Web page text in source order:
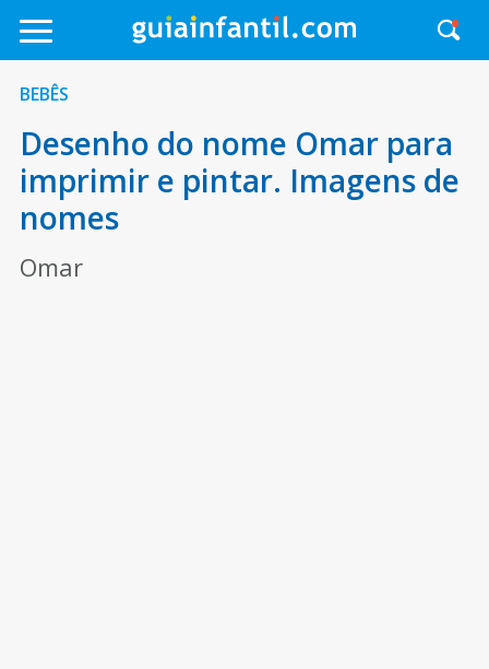
BEBÊS
Desenho do nome Omar para
imprimir e pintar. Imagens de
nomes
Omar